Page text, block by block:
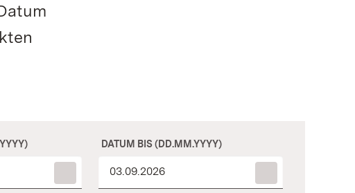
DATUM BIS (DD.MM.YYYY)